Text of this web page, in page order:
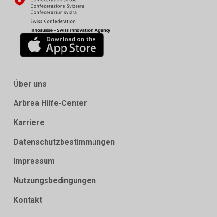
Über uns
Arbrea Hilfe-Center
Karriere
Datenschutzbestimmungen
Impressum
Nutzungsbedingungen
Kontakt